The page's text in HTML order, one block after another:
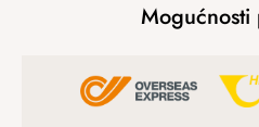
Mogućnosti